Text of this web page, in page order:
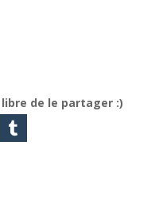
de le partager :)